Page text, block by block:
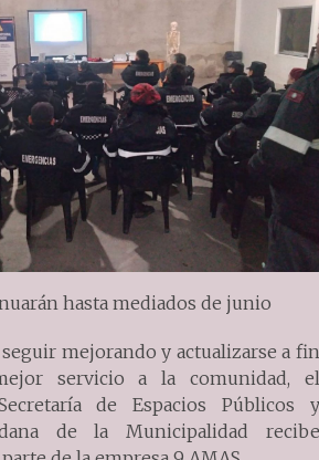
hasta mediados de junio
mejorando y actualizarse a fin
servicio a la comunidad, el
de Espacios Públicos y
de la Municipalidad recibe